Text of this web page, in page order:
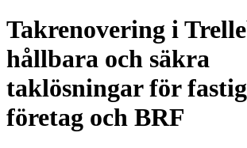
Takrenovering i
hållbara och säkra
taklösningar för
företag och BRF